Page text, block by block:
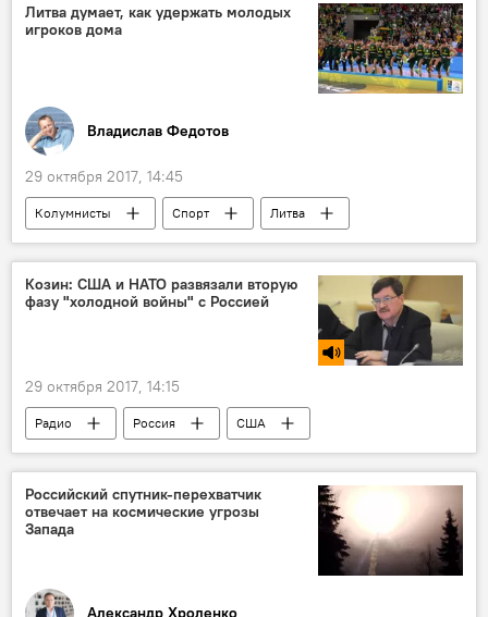
Литва думает, как удержать молодых
игроков дома
Владислав Федотов
29 октября 2017, 14:45
Колумнисты Спорт
Литва
Арвидас Сабонис
Литовская федерация баскетбола (LKF)
баскетбол
Козин: США и НАТО развязали вторую
фазу "холодной войны" с Россией
29 октября 2017, 14:15
Радио Россия
США
НАТО
Российский спутник-перехватчик
отвечает на космические угрозы
Запада
Александр Хроленко